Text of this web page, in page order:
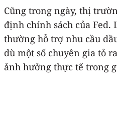
Cũng trong ngày, thị
định chính sách của Fed.
thường hỗ trợ nhu cầu
dù một số chuyên gia tỏ
ảnh hưởng thực tế trong